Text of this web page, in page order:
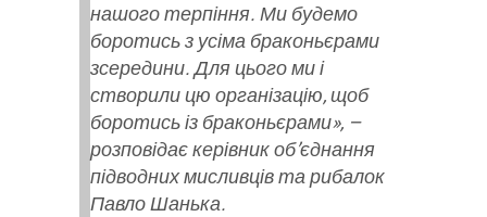
нашого терпіння. Ми будемо
боротись з усіма браконьєрами
зсередини. Для цього ми і
створили цю організацію, щоб
боротись із браконьєрами», –
розповідає керівник об’єднання
підводних мисливців та рибалок
Павло Шанька.